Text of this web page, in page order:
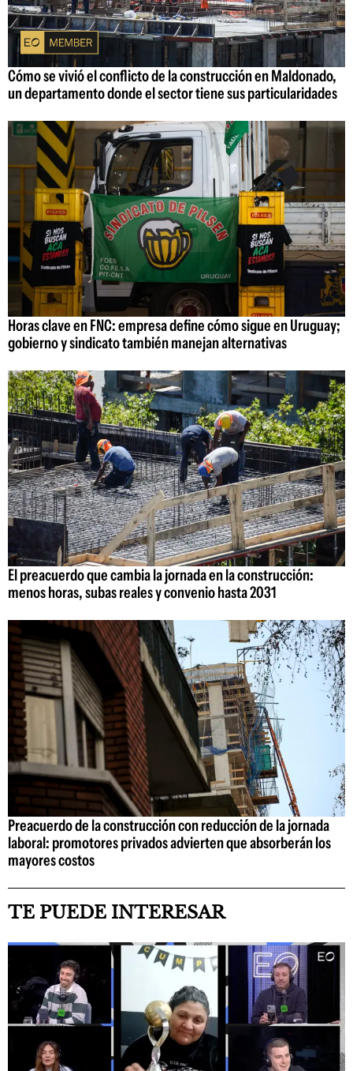
Cómo se vivió el conflicto de la construcción en Maldonado,
un departamento donde el sector tiene sus particularidades
Horas clave en FNC: empresa define cómo sigue en Uruguay;
gobierno y sindicato también manejan alternativas
El preacuerdo que cambia la jornada en la construcción:
menos horas, subas reales y convenio hasta 2031
Preacuerdo de la construcción con reducción de la jornada
laboral: promotores privados advierten que absorberán los
mayores costos
TE PUEDE INTERESAR